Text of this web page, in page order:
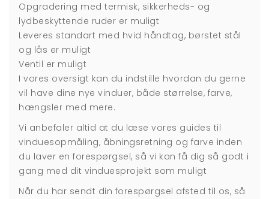
Opgradering med termisk, sikkerheds- og
lydbeskyttende ruder er muligt
Leveres standart med hvid håndtag, børstet stål
og lås er muligt
Ventil er muligt
I vores oversigt kan du indstille hvordan du gerne
vil have dine nye vinduer, både størrelse, farve,
hængsler med mere.
Vi anbefaler altid at du læse vores guides til
vinduesopmåling, åbningsretning og farve inden
du laver en forespørgsel, så vi kan få dig så godt i
gang med dit vinduesprojekt som muligt
Når du har sendt din forespørgsel afsted til os, så